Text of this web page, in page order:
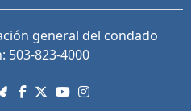
general del condado
503-823-4000
nosotros. Enlaces a
Bluesky
Facebook
X (Twitter)
YouTube
Instagram